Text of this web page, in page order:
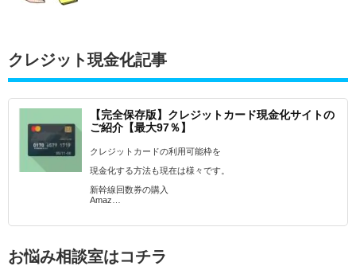
クレジット現金化記事
【完全保存版】クレジットカード現金化サイトの
ご紹介【最大97％】
クレジットカードの利用可能枠を
現金化する方法も現在は様々です。
新幹線回数券の購入
Amaz…
お悩み相談室はコチラ